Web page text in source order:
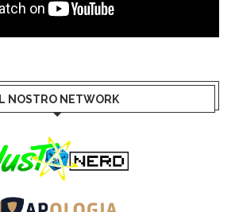
IL NOSTRO NETWORK